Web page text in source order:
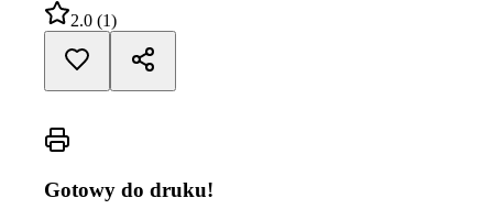
2.0 (1)
Gotowy do druku!